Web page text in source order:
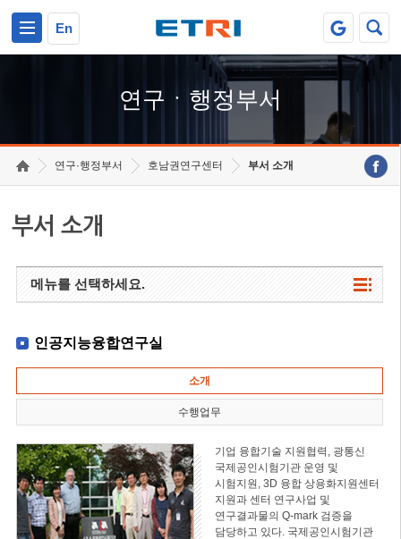
En
연구ㆍ행정부서
연구·행정부서 호남권연구센터 부서 소개
부서 소개
메뉴를 선택하세요.
인공지능융합연구실
소개
수행업무
기업 융합기술 지원협력, 광통신
국제공인시험기관 운영 및
시험지원, 3D 융합 상용화지원센터
지원과 센터 연구사업 및
연구결과물의 Q-mark 검증을
담당하고 있다. 국제공인시험기관